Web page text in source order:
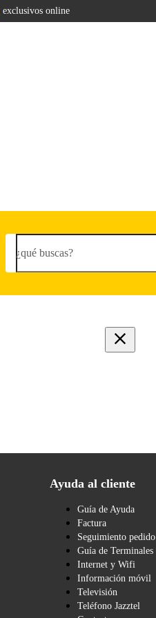
exclusivos online
¿qué buscas?
Ayuda al cliente
Guía de Ayuda
Factura
Seguimiento pedido
Guía de Terminales
Internet y Wifi
Información móvil
Televisión
Teléfono Jazztel